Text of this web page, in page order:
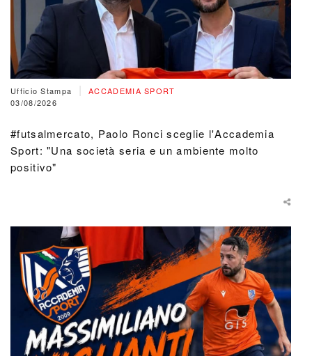
Ufficio Stampa
ACCADEMIA SPORT
03/08/2026
#futsalmercato, Paolo Ronci sceglie l'Accademia
Sport: "Una società seria e un ambiente molto
positivo"